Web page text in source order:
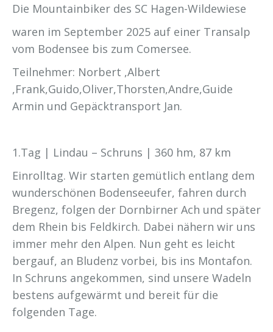
Die Mountainbiker des SC Hagen-Wildewiese
waren im September 2025 auf einer Transalp
vom Bodensee bis zum Comersee.
Teilnehmer: Norbert ,Albert
,Frank,Guido,Oliver,Thorsten,Andre,Guide
Armin und Gepäcktransport Jan.
1.Tag | Lindau – Schruns | 360 hm, 87 km
Einrolltag. Wir starten gemütlich entlang dem
wunderschönen Bodenseeufer, fahren durch
Bregenz, folgen der Dornbirner Ach und später
dem Rhein bis Feldkirch. Dabei nähern wir uns
immer mehr den Alpen. Nun geht es leicht
bergauf, an Bludenz vorbei, bis ins Montafon.
In Schruns angekommen, sind unsere Wadeln
bestens aufgewärmt und bereit für die
folgenden Tage.